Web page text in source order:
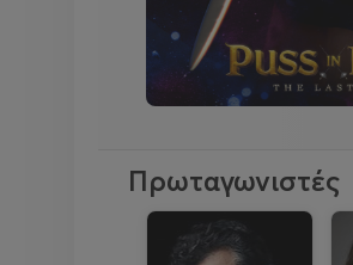
Πρωταγωνιστές